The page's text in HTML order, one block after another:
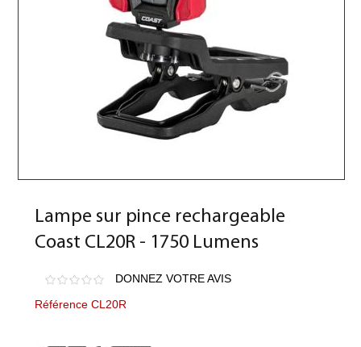
Lampe sur pince rechargeable
Coast CL20R - 1750 Lumens
DONNEZ VOTRE AVIS
Référence CL20R